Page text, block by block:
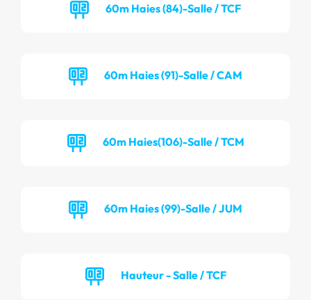
60m Haies (84)-Salle / TCF
60m Haies (91)-Salle / CAM
60m Haies(106)-Salle / TCM
60m Haies (99)-Salle / JUM
Hauteur - Salle / TCF